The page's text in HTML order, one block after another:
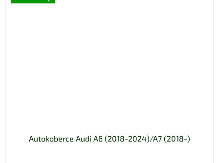
Autokoberce Audi A6 (2018-2024)/A7 (2018-)